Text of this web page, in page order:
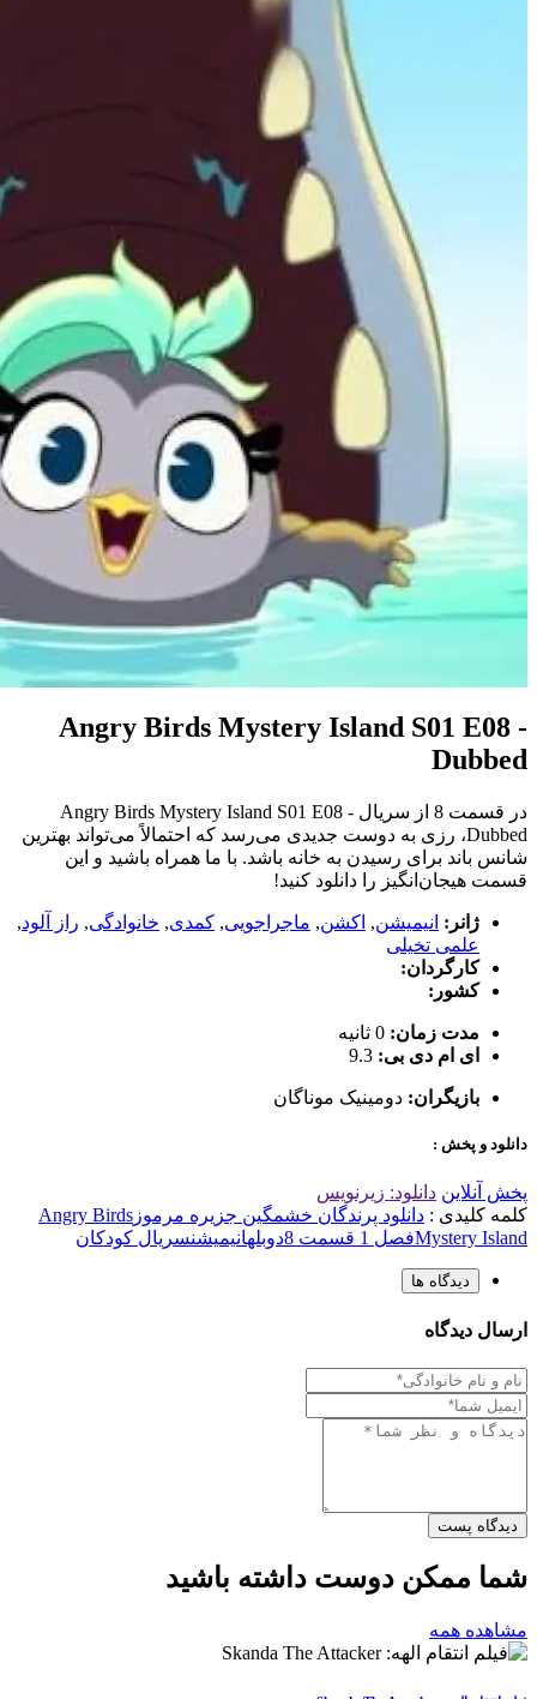
Angry Birds Mystery Island S01 E08 -
Dubbed
در قسمت 8 از سریال Angry Birds Mystery Island S01 E08 -
Dubbed، رزی به دوست جدیدی می‌رسد که احتمالاً می‌تواند بهترین
شانس باند برای رسیدن به خانه باشد. با ما همراه باشید و این
قسمت هیجان‌انگیز را دانلود کنید!
ژانر: انیمیشن, اکشن, ماجراجویی, کمدی, خانوادگی, راز آلود,
علمی تخیلی
کارگردان:
کشور:
مدت زمان: 0 ثانیه
ای ام دی بی: 9.3
بازیگران: دومینیک موناگان
دانلود و پخش :
پخش آنلاین دانلود: زیرنویس
کلمه کلیدی : دانلود پرندگان خشمگین جزیره مرموز Angry Birds
Mystery Islandفصل 1 قسمت 8 دوبلهانیمیشنسریال کودکان
دیدگاه ها
ارسال دیدگاه
دیدگاه پست
شما ممکن دوست داشته باشید
مشاهده همه